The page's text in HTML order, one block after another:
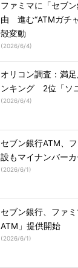
ファミマに「セブ
由 進む“ATMガチ
殻変動
(2026/6/4)
オリコン調査：満
ンキング 2位「ソ
(2026/6/4)
セブン銀行ATM、
設もマイナンバー
(2026/6/1)
セブン銀行、ファ
ATM」提供開始
(2026/6/1)